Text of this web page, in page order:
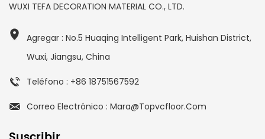
WUXI TEFA DECORATION MATERIAL CO., LTD.
Agregar : No.5 Huaqing Intelligent Park, Huishan District,
Wuxi, Jiangsu, China
Teléfono : +86 18751567592
Correo Electrónico : Mara@topvcfloor.com